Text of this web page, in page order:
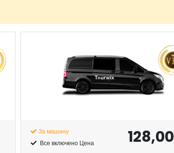
За машину
Все включено Цена
128,00